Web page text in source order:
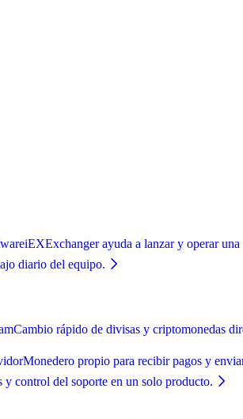
iEXExchanger ayuda a lanzar y operar una
diario del equipo.
Cambio rápido de divisas y criptomonedas
Monedero propio para recibir pagos y
y control del soporte en un solo producto.